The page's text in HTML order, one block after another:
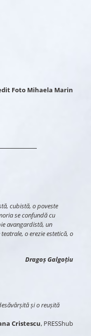
Foto Mihaela Marin
cubistă, o poveste
se confundă cu
avangardistă, un
o erezie estetică, o
Dragoș Galgoțiu
și o reușită
Cristescu, PRESShub